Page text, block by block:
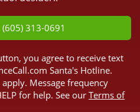
(605) 313-0691
you agree to receive text
Santa's Hotline.
Message frequency
for help. See our Terms of